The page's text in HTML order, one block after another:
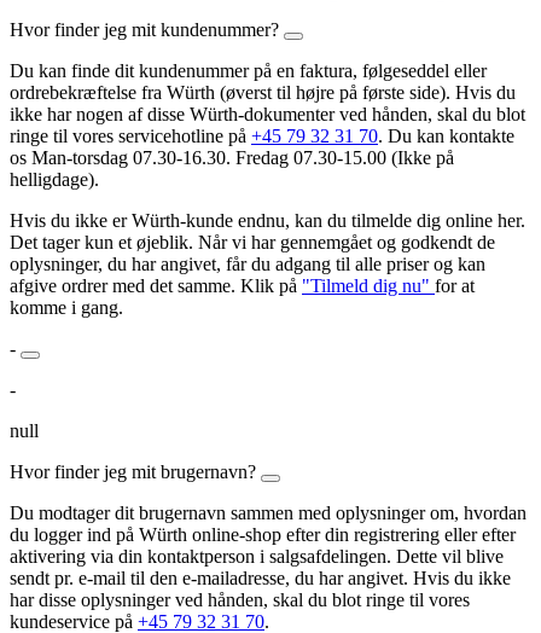
Hvor finder jeg mit kundenummer?
Du kan finde dit kundenummer på en faktura, følgeseddel eller
ordrebekræftelse fra Würth (øverst til højre på første side). Hvis du
ikke har nogen af disse Würth-dokumenter ved hånden, skal du blot
ringe til vores servicehotline på +45 79 32 31 70. Du kan kontakte
os Man-torsdag 07.30-16.30. Fredag 07.30-15.00 (Ikke på
helligdage).
Hvis du ikke er Würth-kunde endnu, kan du tilmelde dig online her.
Det tager kun et øjeblik. Når vi har gennemgået og godkendt de
oplysninger, du har angivet, får du adgang til alle priser og kan
afgive ordrer med det samme. Klik på "Tilmeld dig nu" for at
komme i gang.
-
-
null
Hvor finder jeg mit brugernavn?
Du modtager dit brugernavn sammen med oplysninger om, hvordan
du logger ind på Würth online-shop efter din registrering eller efter
aktivering via din kontaktperson i salgsafdelingen. Dette vil blive
sendt pr. e-mail til den e-mailadresse, du har angivet. Hvis du ikke
har disse oplysninger ved hånden, skal du blot ringe til vores
kundeservice på +45 79 32 31 70.